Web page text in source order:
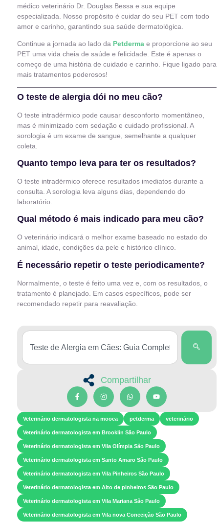
médico veterinário Dr. Douglas Bessa e sua equipe
especializada. Nosso propósito é cuidar do seu PET com todo
amor e carinho, garantindo sua saúde dermatológica.
Continue a jornada ao lado da Petderma e proporcione ao seu
PET uma vida cheia de saúde e felicidade. Este é apenas o
começo de uma história de cuidado e carinho. Fique ligado para
mais tratamentos poderosos!
O teste de alergia dói no meu cão?
O teste intradérmico pode causar desconforto momentâneo,
mas é minimizado com sedação e cuidado profissional. A
sorologia é um exame de sangue, semelhante a qualquer
coleta.
Quanto tempo leva para ter os resultados?
O teste intradérmico oferece resultados imediatos durante a
consulta. A sorologia leva alguns dias, dependendo do
laboratório.
Qual método é mais indicado para meu cão?
O veterinário indicará o melhor exame baseado no estado do
animal, idade, condições da pele e histórico clínico.
É necessário repetir o teste periodicamente?
Normalmente, o teste é feito uma vez e, com os resultados, o
tratamento é planejado. Em casos específicos, pode ser
recomendado repetir para reavaliação.
Compartilhar
Veterinário dermatologista na mooca petderma veterinário
Veterinário dermatologista em Brooklin São Paulo
Veterinário dermatologista em Vila Olímpia São Paulo
Veterinário dermatologista em Santo Amaro São Paulo
Veterinário dermatologista em Vila Pinheiros São Paulo
Veterinário dermatologista em Alto de pinheiros São Paulo
Veterinário dermatologista em Vila Mariana São Paulo
Veterinário dermatologista em Vila nova Conceição São Paulo